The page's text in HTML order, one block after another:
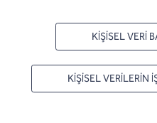
KİŞİSEL VERİ
KİŞİSEL VERİLERİN